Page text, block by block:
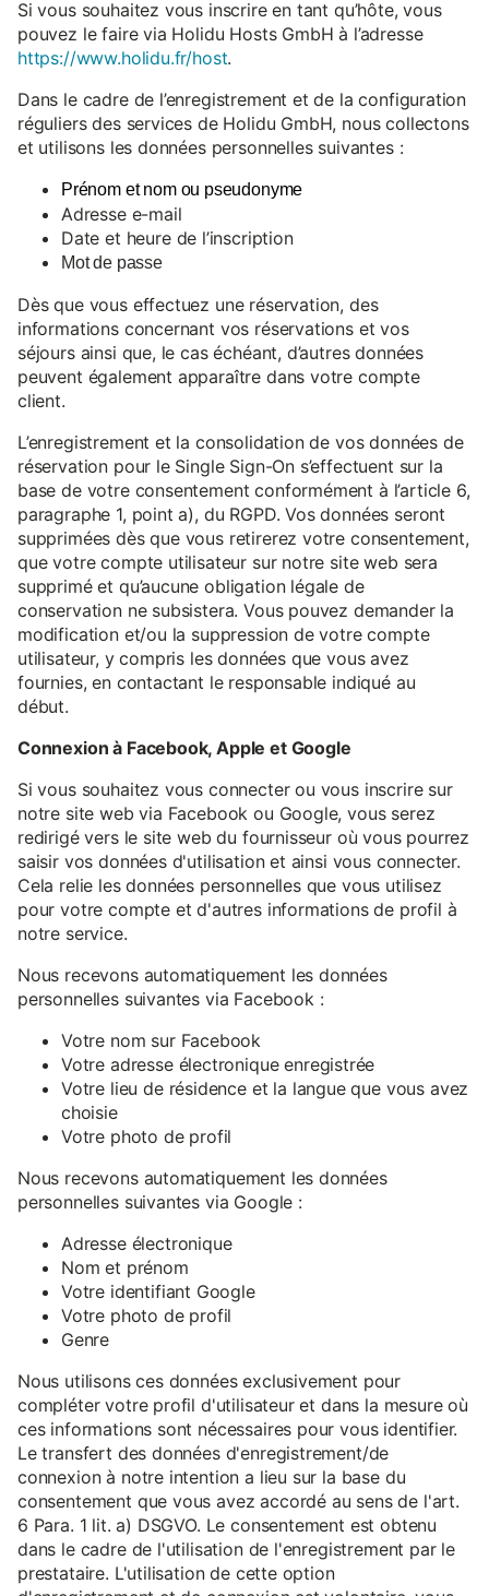
Si vous souhaitez vous inscrire en tant qu’hôte, vous
pouvez le faire via Holidu Hosts GmbH à l’adresse
https://www.holidu.fr/host.
Dans le cadre de l’enregistrement et de la configuration
réguliers des services de Holidu GmbH, nous collectons
et utilisons les données personnelles suivantes :
Prénom et nom ou pseudonyme
Adresse e-mail
Date et heure de l’inscription
Mot de passe
Dès que vous effectuez une réservation, des
informations concernant vos réservations et vos
séjours ainsi que, le cas échéant, d’autres données
peuvent également apparaître dans votre compte
client.
L’enregistrement et la consolidation de vos données de
réservation pour le Single Sign-On s’effectuent sur la
base de votre consentement conformément à l’article 6,
paragraphe 1, point a), du RGPD. Vos données seront
supprimées dès que vous retirerez votre consentement,
que votre compte utilisateur sur notre site web sera
supprimé et qu’aucune obligation légale de
conservation ne subsistera. Vous pouvez demander la
modification et/ou la suppression de votre compte
utilisateur, y compris les données que vous avez
fournies, en contactant le responsable indiqué au
début.
Connexion à Facebook, Apple et Google
Si vous souhaitez vous connecter ou vous inscrire sur
notre site web via Facebook ou Google, vous serez
redirigé vers le site web du fournisseur où vous pourrez
saisir vos données d'utilisation et ainsi vous connecter.
Cela relie les données personnelles que vous utilisez
pour votre compte et d'autres informations de profil à
notre service.
Nous recevons automatiquement les données
personnelles suivantes via Facebook :
Votre nom sur Facebook
Votre adresse électronique enregistrée
Votre lieu de résidence et la langue que vous avez
choisie
Votre photo de profil
Nous recevons automatiquement les données
personnelles suivantes via Google :
Adresse électronique
Nom et prénom
Votre identifiant Google
Votre photo de profil
Genre
Nous utilisons ces données exclusivement pour
compléter votre profil d'utilisateur et dans la mesure où
ces informations sont nécessaires pour vous identifier.
Le transfert des données d'enregistrement/de
connexion à notre intention a lieu sur la base du
consentement que vous avez accordé au sens de l'art.
6 Para. 1 lit. a) DSGVO. Le consentement est obtenu
dans le cadre de l'utilisation de l'enregistrement par le
prestataire. L'utilisation de cette option